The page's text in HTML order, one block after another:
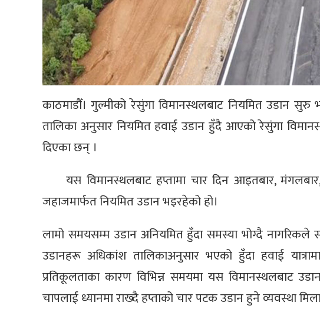
काठमाडौँ। गुल्मीको रेसुंगा विमानस्थलबाट नियमित उडान
तालिका अनुसार नियमित हवाई उडान हुँदै आएको रेसुंगा
दिएका छन् ।
यस विमानस्थलबाट हप्तामा चार दिन आइतबार,
जहाजमार्फत नियमित उडान भइरहेको हो।
लामो समयसम्म उडान अनियमित हुँदा समस्या भोग्दै नागरिकले
उडानहरू अधिकांश तालिकाअनुसार भएको हुँदा हवाई
प्रतिकूलताका कारण विभिन्न समयमा यस विमानस्थलबाट
चापलाई ध्यानमा राख्दै हप्ताको चार पटक उडान हुने व्यवस्था